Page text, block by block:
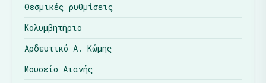
Θεσμικές ρυθμίσεις
Κολυμβητήριο
Αρδευτικό Α. Κώμης
Μουσείο Αιανής